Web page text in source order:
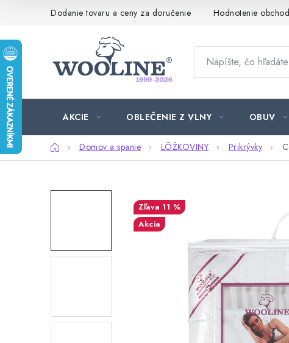
Dodanie tovaru a ceny za doručenie Hodnotenie
AKCIE OBLEČENIE Z VLNY OBUV
DomovDomov a spanie LÔŽKOVINY Prikrývky
11 %
Akcia